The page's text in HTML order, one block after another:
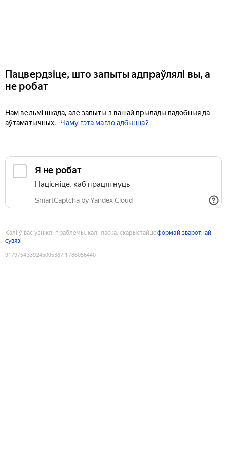
Пацвердзіце, што запыты адпраўлялі вы, а
не робат
Нам вельмі шкада, але запыты з вашай прылады падобныя да
аўтаматычных.
Чаму гэта магло адбыцца?
Я не робат
Націсніце, каб працягнуць
SmartCaptcha by Yandex Cloud
Калі ў вас узніклі праблемы, калі ласка, скарыстайцеформай зваротнай
сувязі
9179754339245005387:1786056440